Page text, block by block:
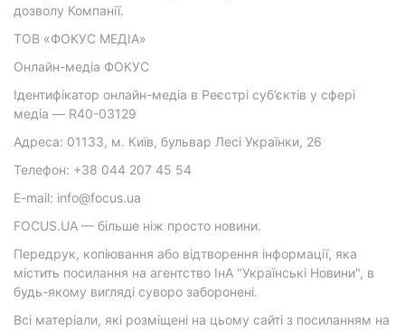
дозволу Компанії.
ТОВ «ФОКУС МЕДІА»
Онлайн-медіа ФОКУС
Ідентифікатор онлайн-медіа в Реєстрі суб’єктів у сфері
медіа — R40-03129
Адреса: 01133, м. Київ, бульвар Лесі Українки, 26
Телефон: +38 044 207 45 54
E-mail: info@focus.ua
FOCUS.UA — більше ніж просто новини.
Передрук, копіювання або відтворення інформації, яка
містить посилання на агентство ІнА "Українські Новини", в
будь-якому вигляді суворо заборонені.
Всі матеріали, які розміщені на цьому сайті з посиланням на